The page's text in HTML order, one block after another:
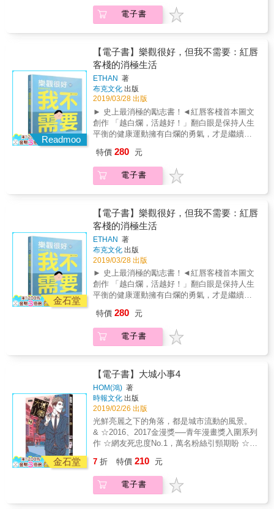
所要給你的訊息與指引，你將會擁有四十種力
量的陪伴。 使用方式一 抽牌卡&rarr; 問題
&rarr; 卡片訊息 將開放性的問題，在心中想過
直覺與信任，感覺卡片要給你什麼支持的話
語。 使用方式二 這個方法簡單有力量喔。不用
問任何問題，隨意抽一張卡，看看有什麼指引
要告訴你。 使用方式三 任意抽出五張牌，選出
你最喜歡的一張卡，然後用直覺感覺並探索這
張圖裡的細節來接收指引。 ──使用注意事項－
－你不需要太燒腦喔，使用上不需要有太多的
限制與對錯，而是帶著更多的創意與信任來使
為小卡片或禮物：支持身邊的朋友或是重要的
力量。 ２課程工具：心靈課程、幼兒、內在小
孩、大朋友之間的聚會，都適合抽一張卡，代
表自己，四十種不同方式的連結，很容易讓氣
氛變得開放與輕鬆。 ３正向支持語：放在玄關
入口、店家擺設、窗台邊，不同的位置創造一
份溫暖的裝飾，也讓童趣的繪圖與文字為空間
充滿溫度與美感。 ４寵物溝通：寵物與主人之
間的一個溝通工具，讓彼此的愛，透過抱抱卡
成為一個媒介，明白彼此心裡想說的話。 ５親
子溝通的橋樑：讓孩子選一張代表他最近的心
境，或是孩子生活中想要創造的狀態，藉由抱
抱卡在親子溝通上創造有趣與儀式感的溝通。
－－心靈作家張德芬、小小貓咪醫院徐綺羚醫
師 抱一下推薦－－ 人在脆弱需要一份很簡單
的力量叫做［擁抱］ 人在勇敢的時候，需要一
的道理：慢慢來、享受生活、忠於自己。 吃東
西的時候要慢慢來，散步的時候要慢慢來，慢
面鏡子，我看到了自己情緒，包含了脆弱和勇
敢。 可以將動物給予人類的智慧與愛透過抱抱
卡與繪本的方式呈現，我一直相信這是朵朵期
待我做的事。 ──抱抱卡使用說明── 抱抱卡的
誕生是為了給生活中一份「指引」的力量，為
我的生活、關係、事件一個簡單有智慧的方式
找到出口。 藍色的盒子裡一共有四十張牌卡，
每一張牌卡帶著童趣與輕鬆的畫面，充滿想像
空間，豐富的顏色與每一句指引，這些細節可
能成為你訊息的一部分，會為你帶入不同感
所要給你的訊息與指引，你將會擁有四十種力
量的陪伴。 使用方式一 抽牌卡&rarr; 問題
&rarr; 卡片訊息 將開放性的問題，在心中想過
直覺與信任，感覺卡片要給你什麼支持的話
語。 使用方式二 這個方法簡單有力量喔。不用
問任何問題，隨意抽一張卡，看看有什麼指引
要告訴你。 使用方式三 任意抽出五張牌，選出
你最喜歡的一張卡，然後用直覺感覺並探索這
張圖裡的細節來接收指引。 ──使用注意事項－
－你不需要太燒腦喔，使用上不需要有太多的
限制與對錯，而是帶著更多的創意與信任來使
為小卡片或禮物：支持身邊的朋友或是重要的
力量。 ２課程工具：心靈課程、幼兒、內在小
孩、大朋友之間的聚會，都適合抽一張卡，代
表自己，四十種不同方式的連結，很容易讓氣
氛變得開放與輕鬆。 ３正向支持語：放在玄關
入口、店家擺設、窗台邊，不同的位置創造一
份溫暖的裝飾，也讓童趣的繪圖與文字為空間
充滿溫度與美感。 ４寵物溝通：寵物與主人之
間的一個溝通工具，讓彼此的愛，透過抱抱卡
成為一個媒介，明白彼此心裡想說的話。 ５親
子溝通的橋樑：讓孩子選一張代表他最近的心
境，或是孩子生活中想要創造的狀態，藉由抱
抱卡在親子溝通上創造有趣與儀式感的溝通。
師 抱一下推薦－－ 人在脆弱需要一份很簡單
的力量叫做［擁抱］ 人在勇敢的時候，需要一
份肯定的力量那是［擁抱］ &
電子書
Readmoo
【電子書】樂觀很好，但我不需要：紅唇
客棧的消極生活
ETHAN 著
布克文化 出版
2019/03/28 出版
► 史上最消極的勵志書！◄紅唇客棧首本圖文
創作 「越白爛，活越好！」翻白眼是保持人生
平衡的健康運動擁有白爛的勇氣，才是繼續前
理「在哪裡跌倒，就在哪裡躺下！」 【靠，我
也是這麼想。這真的超蠢的！】作者原本只是
隨手心情抒發，沒想到引起25萬粉絲廣大迴
這現實社會中 還是一無所獲。 【我這麼消極都
活得好好的，你一定也可以】你想知道的所有
一切都不在這本書裡！但書中輕鬆詼諧的行
徑，讓人不禁鬆一口氣：「呼，原來有更白爛
的人存在。」那我就可以放心繼續白爛了！用
最消極最白爛的圖文，鼓勵你別放棄希望。
【消極勵志語錄】「當你羨慕一個人的時候，
別忘了去羨慕其他人。」「不要看輕自己，體
重機沒壞！」 【令人無可奈何的這世界】鄰居
１號：「你也要搭電梯下樓啊？」（不然我是
（痾．．．）鄰居３號：「回家啊？」（他ㄇ
的去找點事做好嗎！） 朋友：「所以明天要約
幾點？」紅唇：「12點好了。」朋友：「但我
特價 280 元
電子書
金石堂
【電子書】樂觀很好，但我不需要：紅唇
客棧的消極生活
ETHAN 著
布克文化 出版
2019/03/28 出版
► 史上最消極的勵志書！◄紅唇客棧首本圖文
創作 「越白爛，活越好！」翻白眼是保持人生
平衡的健康運動擁有白爛的勇氣，才是繼續前
理「在哪裡跌倒，就在哪裡躺下！」 【靠，我
也是這麼想。這真的超蠢的！】作者原本只是
隨手心情抒發，沒想到引起25萬粉絲廣大迴
這現實社會中 還是一無所獲。 【我這麼消極都
活得好好的，你一定也可以】你想知道的所有
一切都不在這本書裡！但書中輕鬆詼諧的行
徑，讓人不禁鬆一口氣：「呼，原來有更白爛
的人存在。」那我就可以放心繼續白爛了！用
最消極最白爛的圖文，鼓勵你別放棄希望。
【消極勵志語錄】「當你羨慕一個人的時候，
別忘了去羨慕其他人。」「不要看輕自己，體
重機沒壞！」 【令人無可奈何的這世界】鄰居
搭好玩的嗎？）鄰居２號：「要出門啊？」
（痾．．．）鄰居３號：「回家啊？」（他ㄇ
的去找點事做好嗎！） 朋友：「所以明天要約
特價 280 元
電子書
金石堂
【電子書】大城小事4
HOM(鴻) 著
時報文化 出版
2019/02/26 出版
光鮮亮麗之下的角落，都是城市流動的風景。
& ☆2016、2017金漫獎──青年漫畫獎入圍系列
作 ☆網友死忠度No.1，萬名粉絲引頸期盼 ☆睽
獨家收錄，HOM全新創作中長篇〈失控的鍵
盤〉 樂高與父親在夜市經營炸雞攤，但因為父
親不拘小節的性格，總是賺不到什麼錢，兩父
7 折 特價 210 元
電子書